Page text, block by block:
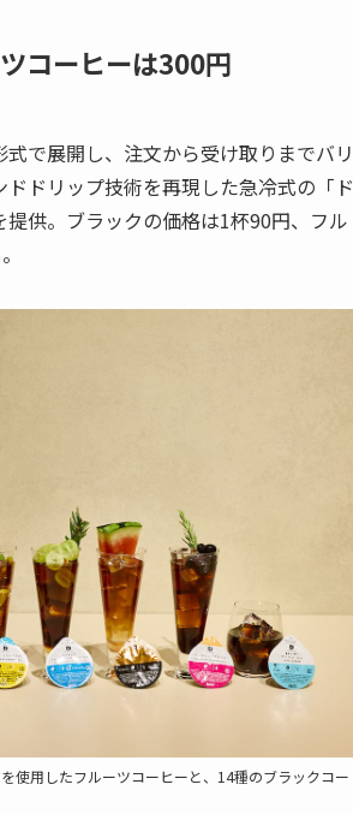
コーヒーは300円
で展開し、注文から受け取りまでバリ
ドリップ技術を再現した急冷式の「ド
供。ブラックの価格は1杯90円、フル
使用したフルーツコーヒーと、14種のブラックコー